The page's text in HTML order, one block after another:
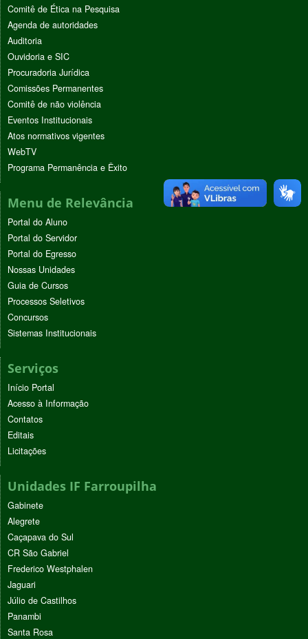
Comitê de Ética na Pesquisa
Agenda de autoridades
Auditoria
Ouvidoria e SIC
Procuradoria Jurídica
Comissões Permanentes
Comitê de não violência
Eventos Institucionais
Atos normativos vigentes
WebTV
Programa Permanência e Êxito
Menu de Relevância
Portal do Aluno
Portal do Servidor
Portal do Egresso
Nossas Unidades
Guia de Cursos
Processos Seletivos
Concursos
Sistemas Institucionais
Serviços
Início Portal
Acesso à Informação
Contatos
Editais
Licitações
Unidades IF Farroupilha
Gabinete
Alegrete
Caçapava do Sul
CR São Gabriel
Frederico Westphalen
Jaguari
Júlio de Castilhos
Panambi
Santa Rosa